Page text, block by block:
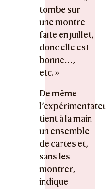
tombe sur
une montre
faite en juillet,
donc elle est
bonne…,
etc. »
De même
tient à la main
un ensemble
de cartes et,
sans les
montrer,
indique